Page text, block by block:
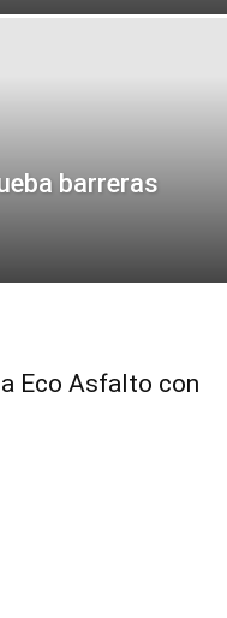
barreras
Eco Asfalto con